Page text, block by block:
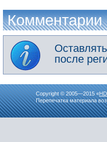
Комментарии
после
Copyright © 2005—2015 «
Перепечатка материала